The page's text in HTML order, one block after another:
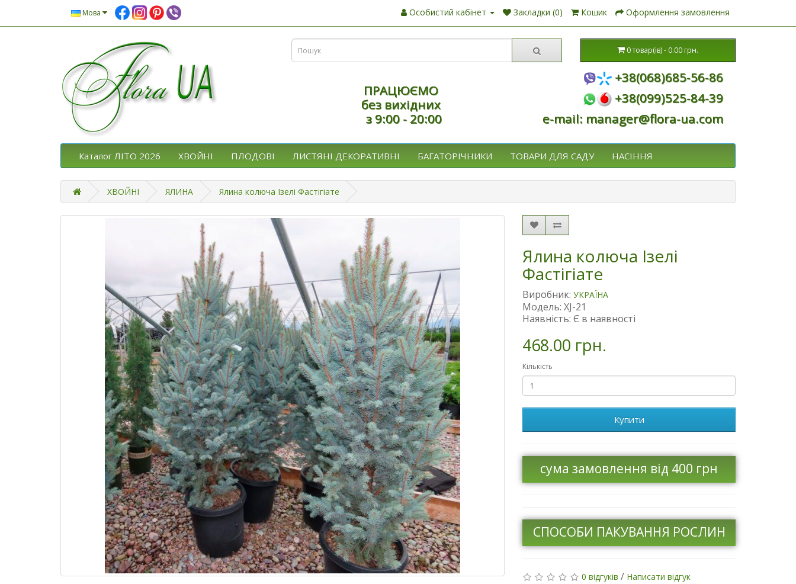
Мова Особистий кабінет Закладки (0) Кошик Оформлення замовлення
0 товар(ів) - 0.00 грн.
ПРАЦЮЄМО
без вихідних
з 9:00 - 20:00
+38(068)685-56-86
+38(099)525-84-39
e-mail: manager@flora-ua.com
Каталог ЛІТО 2026 ХВОЙНІ ПЛОДОВІ ЛИСТЯНІ ДЕКОРАТИВНІ БАГАТОРІЧНИКИ ТОВАРИ ДЛЯ САДУ НАСІННЯ
ХВОЙНІ ЯЛИНА Ялина колюча Ізелі Фастігіате
Ялина колюча Ізелі
Фастігіате
Виробник: УКРАЇНА
Модель: XJ-21
Наявність: Є в наявності
468.00 грн.
Кількість
Купити
сума замовлення від 400 грн
СПОСОБИ ПАКУВАННЯ РОСЛИН
0 відгуків / Написати відгук